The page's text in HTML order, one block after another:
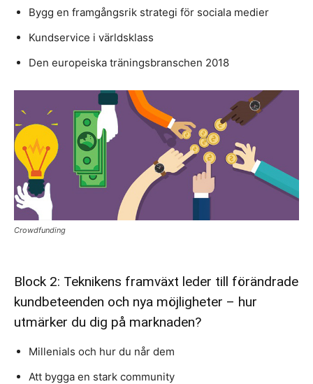
Bygg en framgångsrik strategi för sociala medier
Kundservice i världsklass
Den europeiska träningsbranschen 2018
Crowdfunding
Block 2: Teknikens framväxt leder till förändrade
kundbeteenden och nya möjligheter – hur
utmärker du dig på marknaden?
Millenials och hur du når dem
Att bygga en stark community